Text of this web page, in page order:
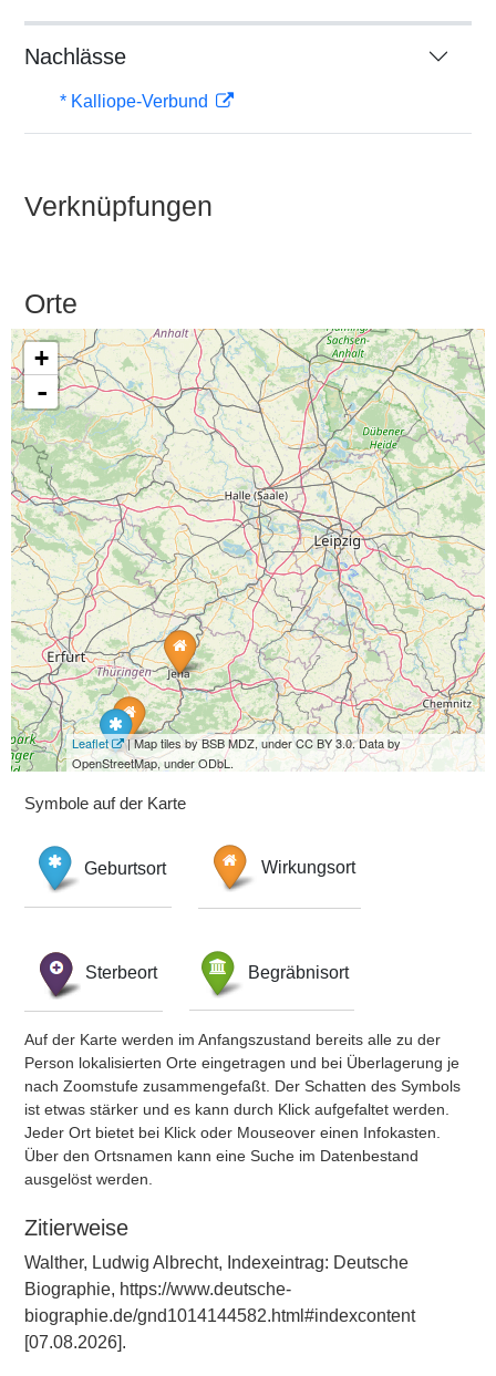
Nachlässe
* Kalliope-Verbund
Verknüpfungen
Orte
+
-
Leaflet
| Map tiles by BSB MDZ, under CC BY 3.0. Data by
OpenStreetMap, under ODbL.
Symbole auf der Karte
Geburtsort Wirkungsort
Sterbeort Begräbnisort
Auf der Karte werden im Anfangszustand bereits alle zu der
Person lokalisierten Orte eingetragen und bei Überlagerung je
nach Zoomstufe zusammengefaßt. Der Schatten des Symbols
ist etwas stärker und es kann durch Klick aufgefaltet werden.
Jeder Ort bietet bei Klick oder Mouseover einen Infokasten.
Über den Ortsnamen kann eine Suche im Datenbestand
ausgelöst werden.
Zitierweise
Walther, Ludwig Albrecht, Indexeintrag: Deutsche
Biographie, https://www.deutsche-
biographie.de/gnd1014144582.html#indexcontent
[07.08.2026].